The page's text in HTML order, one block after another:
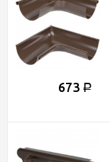
673 Р